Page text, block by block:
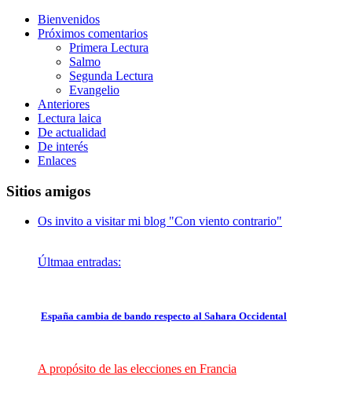
Bienvenidos
Próximos comentarios
Primera Lectura
Salmo
Segunda Lectura
Evangelio
Anteriores
Lectura laica
De actualidad
De interés
Enlaces
Sitios amigos
Os invito a visitar mi blog "Con viento contrario"
Últmaa entradas:
España cambia de bando respecto al Sahara Occidental
A propósito de las elecciones en Francia